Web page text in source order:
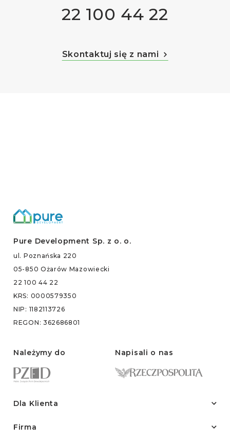
22 100 44 22
Skontaktuj się z nami
Pure Development Sp. z o. o.
ul. Poznańska 220
05-850 Ożarów Mazowiecki
22 100 44 22
KRS: 0000579350
NIP: 1182113726
REGON: 362686801
Należymy do Napisali o nas
Dla Klienta
Firma